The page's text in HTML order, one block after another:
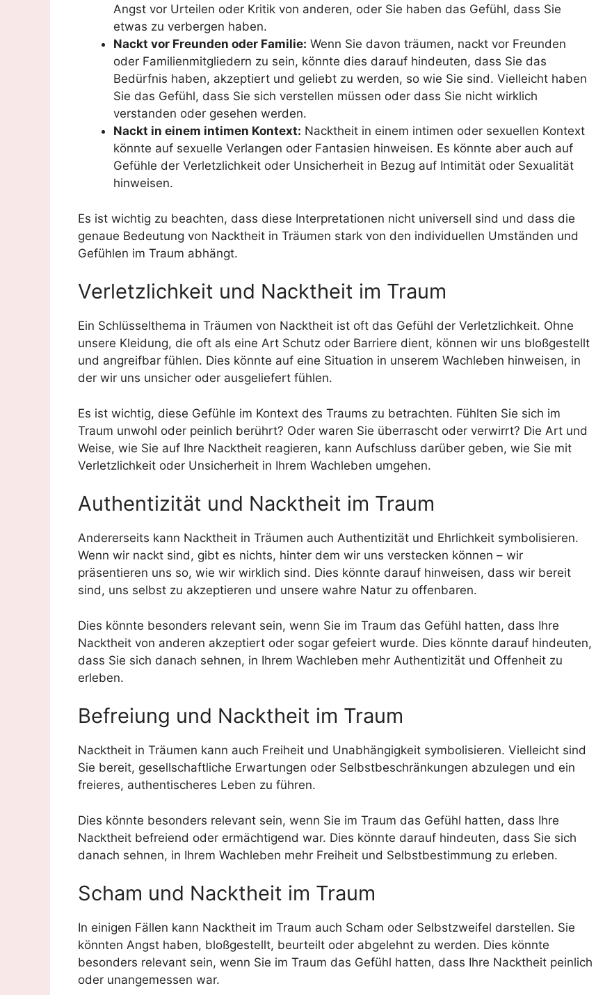
Angst vor Urteilen oder Kritik von anderen, oder Sie haben das Gefühl, dass Sie
etwas zu verbergen haben.
Nackt vor Freunden oder Familie: Wenn Sie davon träumen, nackt vor Freunden
oder Familienmitgliedern zu sein, könnte dies darauf hindeuten, dass Sie das
Bedürfnis haben, akzeptiert und geliebt zu werden, so wie Sie sind. Vielleicht haben
Sie das Gefühl, dass Sie sich verstellen müssen oder dass Sie nicht wirklich
verstanden oder gesehen werden.
Nackt in einem intimen Kontext: Nacktheit in einem intimen oder sexuellen Kontext
könnte auf sexuelle Verlangen oder Fantasien hinweisen. Es könnte aber auch auf
Gefühle der Verletzlichkeit oder Unsicherheit in Bezug auf Intimität oder Sexualität
hinweisen.
Es ist wichtig zu beachten, dass diese Interpretationen nicht universell sind und dass die
genaue Bedeutung von Nacktheit in Träumen stark von den individuellen Umständen und
Gefühlen im Traum abhängt.
Verletzlichkeit und Nacktheit im Traum
Ein Schlüsselthema in Träumen von Nacktheit ist oft das Gefühl der Verletzlichkeit. Ohne
unsere Kleidung, die oft als eine Art Schutz oder Barriere dient, können wir uns bloßgestellt
und angreifbar fühlen. Dies könnte auf eine Situation in unserem Wachleben hinweisen, in
der wir uns unsicher oder ausgeliefert fühlen.
Es ist wichtig, diese Gefühle im Kontext des Traums zu betrachten. Fühlten Sie sich im
Traum unwohl oder peinlich berührt? Oder waren Sie überrascht oder verwirrt? Die Art und
Weise, wie Sie auf Ihre Nacktheit reagieren, kann Aufschluss darüber geben, wie Sie mit
Verletzlichkeit oder Unsicherheit in Ihrem Wachleben umgehen.
Authentizität und Nacktheit im Traum
Andererseits kann Nacktheit in Träumen auch Authentizität und Ehrlichkeit symbolisieren.
Wenn wir nackt sind, gibt es nichts, hinter dem wir uns verstecken können – wir
präsentieren uns so, wie wir wirklich sind. Dies könnte darauf hinweisen, dass wir bereit
sind, uns selbst zu akzeptieren und unsere wahre Natur zu offenbaren.
Dies könnte besonders relevant sein, wenn Sie im Traum das Gefühl hatten, dass Ihre
Nacktheit von anderen akzeptiert oder sogar gefeiert wurde. Dies könnte darauf hindeuten,
dass Sie sich danach sehnen, in Ihrem Wachleben mehr Authentizität und Offenheit zu
erleben.
Befreiung und Nacktheit im Traum
Nacktheit in Träumen kann auch Freiheit und Unabhängigkeit symbolisieren. Vielleicht sind
Sie bereit, gesellschaftliche Erwartungen oder Selbstbeschränkungen abzulegen und ein
freieres, authentischeres Leben zu führen.
Dies könnte besonders relevant sein, wenn Sie im Traum das Gefühl hatten, dass Ihre
Nacktheit befreiend oder ermächtigend war. Dies könnte darauf hindeuten, dass Sie sich
danach sehnen, in Ihrem Wachleben mehr Freiheit und Selbstbestimmung zu erleben.
Scham und Nacktheit im Traum
In einigen Fällen kann Nacktheit im Traum auch Scham oder Selbstzweifel darstellen. Sie
könnten Angst haben, bloßgestellt, beurteilt oder abgelehnt zu werden. Dies könnte
besonders relevant sein, wenn Sie im Traum das Gefühl hatten, dass Ihre Nacktheit peinlich
oder unangemessen war.